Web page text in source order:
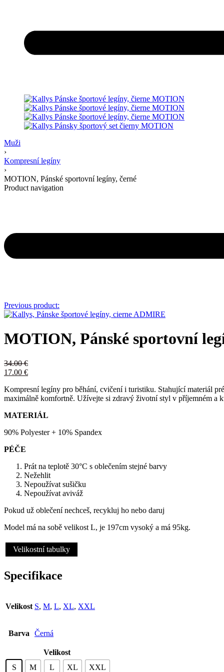
Muži
›
Kompresní legíny
›
MOTION, Pánské sportovní legíny, černé
Product navigation
Previous product:
MOTION, Pánské sportovní
34.00€
17.00 €
Kompresní legíny pro běhání, cvičení i turistiku. Stahující materiál
maximálně komfortně. Užívejte si zdravý životní styl v příjemném a
MATERIÁL
90% Polyester + 10% Spandex
PÉČE
Prát na teplotě 30°C s oblečením stejné barvy
Nežehlit
Nepoužívat sušičku
Nepoužívat aviváž
Pokud už oblečení nechceš, recykluj ho nebo daruj
Model má na sobě velikost L, je 197cm vysoký a má 95kg.
Velikostní tabulky
Specifikace
Velikost S, M, L, XL, XXL
Barva Černá
Velikost
S
M L XL
XXL